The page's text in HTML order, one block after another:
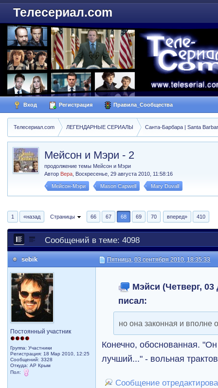
Телесериал.com
Вход Регистрация Правила_Сообщества
Телесериал.com ЛЕГЕНДАРНЫЕ СЕРИАЛЫ Санта-Барбара | Santa
Мейсон и Мэри - 2
продолжение темы Мейсон и Мэри
Автор Вера Воскресенье, 29 августа 2010, 11:58:16
Мейсон-Мэри Mason Capwell Mary Duvall
1 «назад Страницы 66 67 68 69 70 вперед» 410
Сообщений в теме: 4098
sebik Пятница, 03 сентября 2010, 18:35:33
Постоянный участник
Группа: Участники
Регистрация: 18 Мар 2010, 12:25
Сообщений: 3328
Откуда: АР Крым
Пол:
Мэйси (Четверг, 03
писал:
но она законная и вполне
Конечно, обоснованная.
лучший..." - вольная
Сообщение